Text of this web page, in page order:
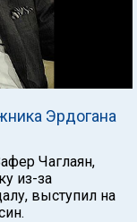
Эрдогана
Чаглаян,
из-за
выступил на